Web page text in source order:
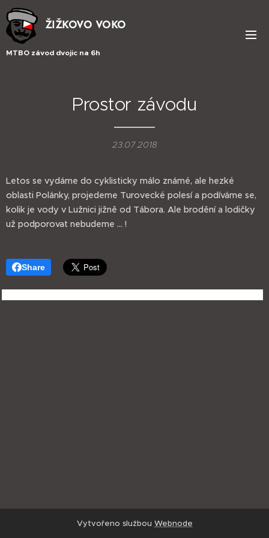
ŽIŽKOVO VOKO
MTBO závod dvojic na 6h
Prostor závodu
23.07.2018
Letos se vydáme do cyklisticky málo známé, ale hezké
oblasti Polánky, projedeme Turovecké polesí a podíváme se,
kolik je vody v Lužnici jižně od Tábora. Ale brodění a lodičky
už podporovat nebudeme ... !
Share
Vytvořeno službou Webnode